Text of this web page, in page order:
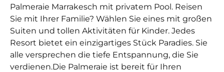
Palmeraie Marrakesch mit privatem Pool. Reisen
Sie mit Ihrer Familie? Wählen Sie eines mit großen
Suiten und tollen Aktivitäten für Kinder. Jedes
Resort bietet ein einzigartiges Stück Paradies. Sie
alle versprechen die tiefe Entspannung, die Sie
verdienen.Die Palmeraie ist bereit für Ihren